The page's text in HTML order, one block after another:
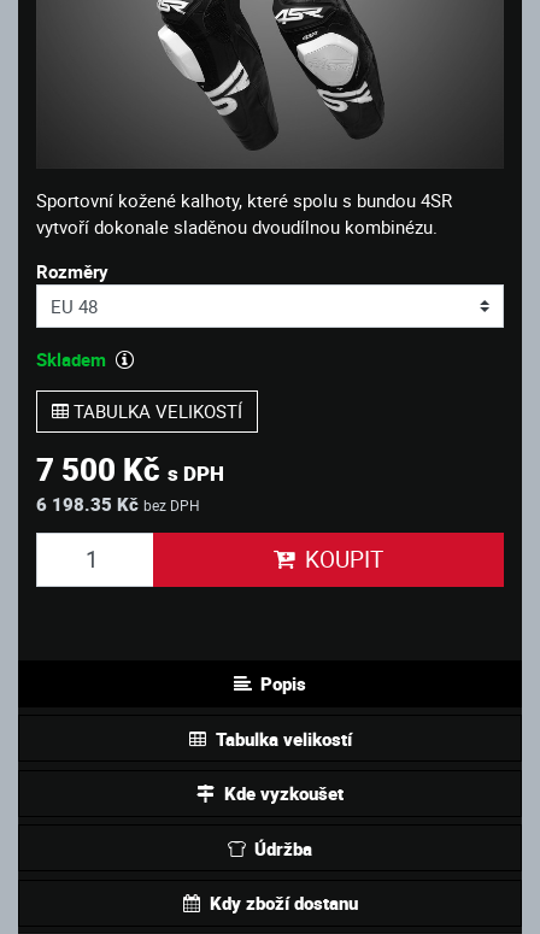
Sportovní kožené kalhoty, které spolu s bundou 4SR
vytvoří dokonale sladěnou dvoudílnou kombinézu.
Rozměry
Skladem
TABULKA VELIKOSTÍ
7 500 Kč s DPH
6 198.35 Kč bez DPH
KOUPIT
Popis
Tabulka velikostí
Kde vyzkoušet
Údržba
Kdy zboží dostanu